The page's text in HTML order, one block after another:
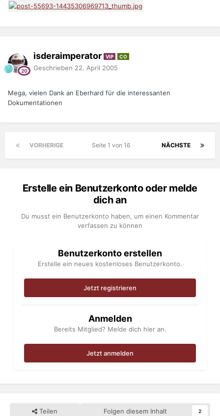
isderaimperator VIP CO
Geschrieben 22. April 2005
Mega, vielen Dank an Eberhard für die interessanten
Dokumentationen
VORHERIGE NÄCHSTE
Seite 1 von 16
Erstelle ein Benutzerkonto oder melde
dich an
Du musst ein Benutzerkonto haben, um einen Kommentar
verfassen zu können
Benutzerkonto erstellen
Erstelle ein neues kostenloses Benutzerkonto.
Jetzt registrieren
Anmelden
Bereits Mitglied? Melde dich hier an.
Jetzt anmelden
Teilen Folgen diesem Inhalt 2